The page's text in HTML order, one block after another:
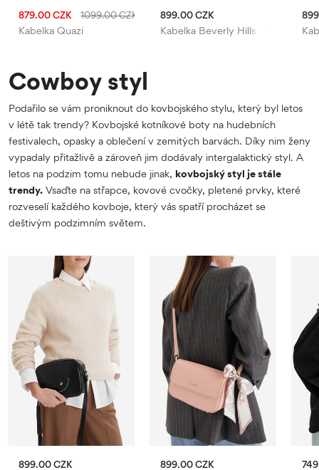
Kabelka Quazi
1099.00 CZK
879.00 CZK
Kabelka Beverly Hills Polo Club
899.00 CZK
Cowboy styl
Podařilo se vám proniknout do kovbojského stylu, který byl letos
v létě tak trendy? Kovbojské kotníkové boty na hudebních
festivalech, opasky a oblečení v zemitých barvách. Díky nim ženy
vypadaly přitažlivě a zároveň jim dodávaly intergalaktický styl. A
letos na podzim tomu nebude jinak, kovbojský styl je stále
trendy. Vsaďte na střapce, kovové cvočky, pletené prvky, které
rozveselí každého kovboje, který vás spatří procházet se
deštivým podzimním světem.
899.00 CZK 899.00 CZK